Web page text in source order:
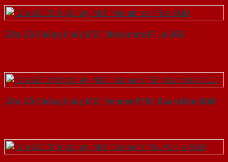
Cửa Gỗ Chống Cháy MDF Melamine P1-a-SGD
Cửa Gỗ Chống Cháy MDF Veneer P1R5 Xoan Đào-SGD